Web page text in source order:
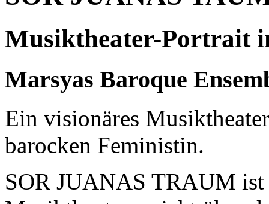
Musiktheater-Portrait
Marsyas Baroque
Ein visionäres
barocken Feministin.
SOR JUANAS TRAUM